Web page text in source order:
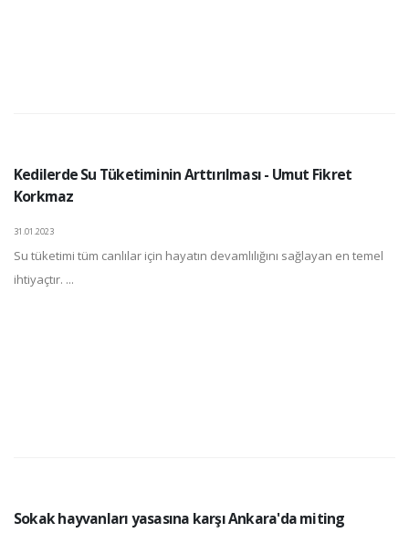
Kedilerde Su Tüketiminin Arttırılması - Umut Fikret
Korkmaz
31.01.2023
Su tüketimi tüm canlılar için hayatın devamlılığını sağlayan en temel
ihtiyaçtır. ...
Sokak hayvanları yasasına karşı Ankara'da miting